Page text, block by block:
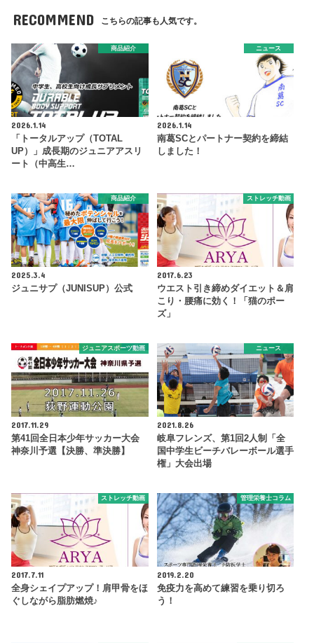
RECOMMEND こちらの記事も人気です。
商品紹介
2026.1.14
「トータルアップ（TOTAL
UP）」成長期のジュニアアスリ
ート（中高生…
ニュース
2026.1.14
南葛SCとパートナー契約を締結
しました！
商品紹介
2025.3.4
ジュニサプ（JUNISUP）公式
ストレッチ動画
2017.6.23
ウエスト引き締めダイエット＆肩
こり・腰痛に効く！「猫のポー
ズ」
ジュニアスポーツ動画
2017.11.29
第41回全日本少年サッカー大会
神奈川予選【決勝、準決勝】
ニュース
2021.8.26
岐阜フレンズ、第1回2人制「全
国中学生ビーチバレーボール選手
権」大会出場
ストレッチ動画
2017.7.11
全身シェイプアップ！肩甲骨をほ
ぐしながら脂肪燃焼♪
管理栄養士コラム
2019.2.20
免疫力を高めて練習を乗り切ろ
う！